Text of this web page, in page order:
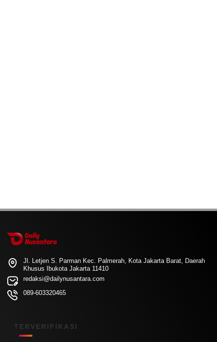
Jl. Letjen S. Parman Kec. Palmerah, Kota Jakarta Barat, Daerah
Khusus Ibukota Jakarta 11410
redaksi@dailynusantara.com
089-603320465
TERVERIFIKASI